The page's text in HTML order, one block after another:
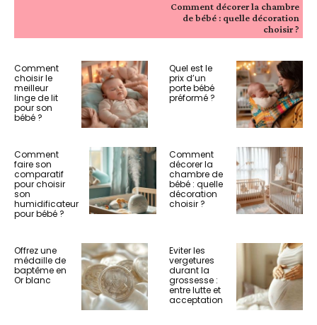
Comment décorer la chambre
de bébé : quelle décoration
choisir ?
Comment
choisir le
meilleur
linge de lit
pour son
bébé ?
Quel est le
prix d’un
porte bébé
préformé ?
Comment
faire son
comparatif
pour choisir
son
humidificateur
pour bébé ?
Comment
décorer la
chambre de
bébé : quelle
décoration
choisir ?
Offrez une
médaille de
baptême en
Or blanc
Eviter les
vergetures
durant la
grossesse :
entre lutte et
acceptation